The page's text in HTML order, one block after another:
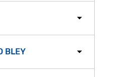
BLEY